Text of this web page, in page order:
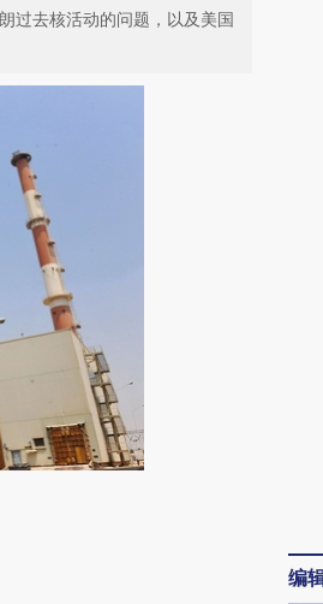
过去核活动的问题，以及美国
编